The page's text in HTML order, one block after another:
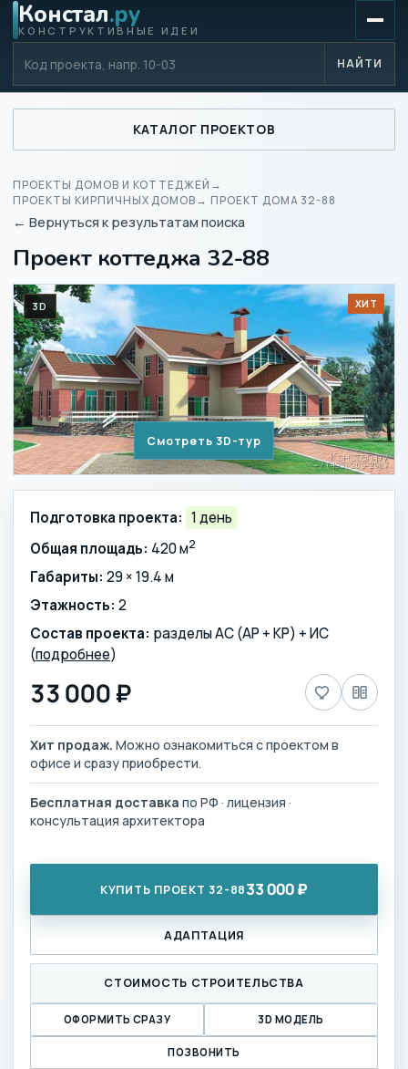
Констал.ру
КОНСТРУКТИВНЫЕ ИДЕИ
НАЙТИ
КАТАЛОГ ПРОЕКТОВ
ПРОЕКТЫ ДОМОВ И КОТТЕДЖЕЙ →
ПРОЕКТЫ КИРПИЧНЫХ ДОМОВ→ ПРОЕКТ ДОМА 32-88
← Вернуться к результатам поиска
Проект коттеджа 32-88
3D ХИТ
Смотреть 3D-тур
Подготовка проекта: 1 день
Общая площадь: 420 м2
Габариты: 29 × 19.4 м
Этажность: 2
Состав проекта: разделы АС (АР + КР) + ИС
(подробнее)
33 000 ₽
Хит продаж. Можно ознакомиться с проектом в
офисе и сразу приобрести.
Бесплатная доставка по РФ · лицензия ·
консультация архитектора
КУПИТЬ ПРОЕКТ 32-8833 000 ₽
АДАПТАЦИЯ
СТОИМОСТЬ СТРОИТЕЛЬСТВА
ОФОРМИТЬ СРАЗУ 3D МОДЕЛЬ
ПОЗВОНИТЬ